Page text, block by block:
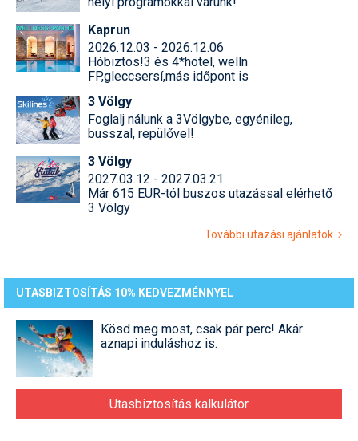
Kaprun
2026.12.03 - 2026.12.06
Hóbiztos!3 és 4*hotel, welln
FP,gleccsersí,más időpont is
3 Völgy
Foglalj nálunk a 3Völgybe, egyénileg,
busszal, repülővel!
3 Völgy
2027.03.12 - 2027.03.21
Már 615 EUR-tól buszos utazással elérhető
3 Völgy
További utazási ajánlatok
UTASBIZTOSÍTÁS 10% KEDVEZMÉNNYEL
Kösd meg most, csak pár perc! Akár
aznapi induláshoz is.
Utasbiztosítás kalkulátor